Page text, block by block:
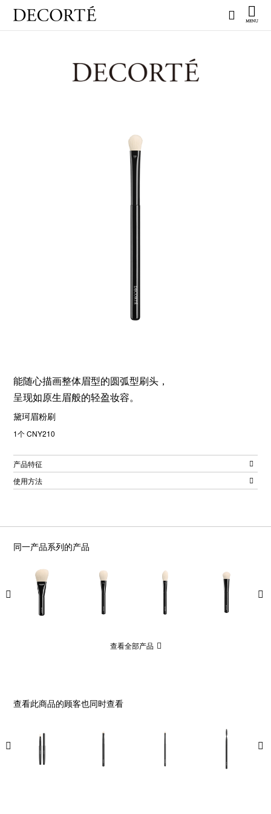
能随心描画整体眉型的圆弧型刷头，
呈现如原生眉般的轻盈妆容。
黛珂眉粉刷
1个 CNY210
产品特征
使用方法
同一产品系列的产品
查看全部产品
查看此商品的顾客也同时查看